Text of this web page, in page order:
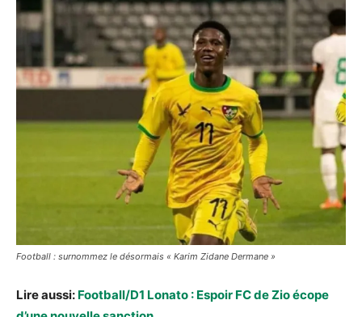
Football : surnommez le désormais « Karim Zidane Dermane »
Lire aussi: Football/D1 Lonato : Espoir FC de Zio écope